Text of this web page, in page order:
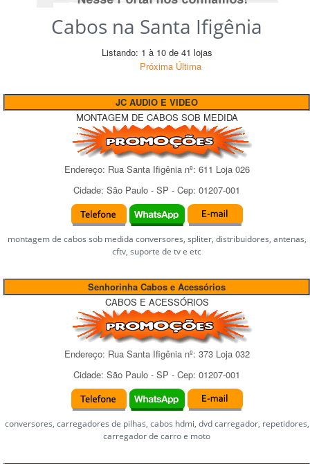
Cabos na Santa Ifigênia
Listando: 1 à 10 de 41 lojas
Próxima Última
JC AUDIO E VIDEO
MONTAGEM DE CABOS SOB MEDIDA
Endereço: Rua Santa Ifigênianº: 611 Loja 026
Cidade: São Paulo - SP - Cep: 01207-001
montagem de cabos sob medida conversores, spliter, distribuidores, antenas,
cftv, suporte de tv e etc
Senhorinha Cabos e Acessórios
CABOS E ACESSÓRIOS
Endereço: Rua Santa Ifigênianº: 373 Loja 032
Cidade: São Paulo - SP - Cep: 01207-001
conversores, carregadores de pilhas, cabos hdmi, dvd carregador, repetidores,
carregador de carro e moto